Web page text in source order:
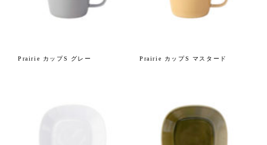
Prairie カップS グレー Prairie カップS マスタード